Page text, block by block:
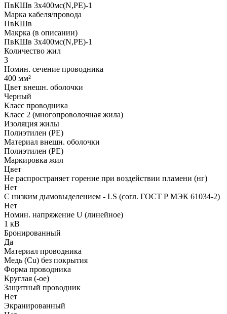
ПвКШв 3x400мс(N,PE)-1
Марка кабеля/провода
ПвКШв
Макрка (в описании)
ПвКШв 3x400мс(N,PE)-1
Количество жил
3
Номин. сечение проводника
400 мм²
Цвет внешн. оболочки
Черный
Класс проводника
Класс 2 (многопроволочная жила)
Изоляция жилы
Полиэтилен (PE)
Материал внешн. оболочки
Полиэтилен (PE)
Маркировка жил
Цвет
Не распространяет горение при воздействии пламени (нг)
Нет
С низким дымовыделением - LS (согл. ГОСТ Р МЭК 61034-2)
Нет
Номин. напряжение U (линейное)
1 кВ
Бронированный
Да
Материал проводника
Медь (Cu) без покрытия
Форма проводника
Круглая (-ое)
Защитный проводник
Нет
Экранированный